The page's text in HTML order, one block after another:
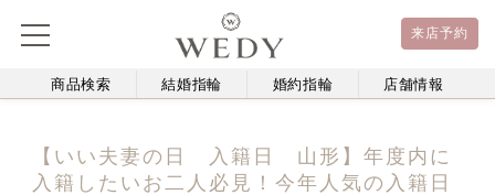
来店予約
商品検索 結婚指輪 婚約指輪 店舗情報
【いい夫妻の日 入籍日 山形】年度内に
入籍したいお二人必見！今年人気の入籍日